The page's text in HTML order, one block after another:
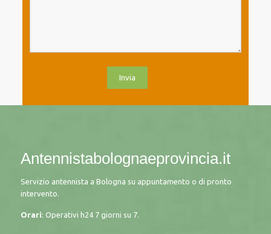
Antennistabolognaeprovincia.it
Servizio antennista a Bologna su appuntamento o di pronto
intervento.
Orari: Operativi h24 7 giorni su 7.